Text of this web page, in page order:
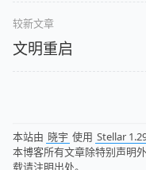
较新文章
文明重启
本站由 晓宇 使用 Stellar
本博客所有文章除特别声明
载请注明出处。